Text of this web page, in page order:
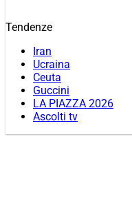
Tendenze
Iran
Ucraina
Ceuta
Guccini
LA PIAZZA 2026
Ascolti tv